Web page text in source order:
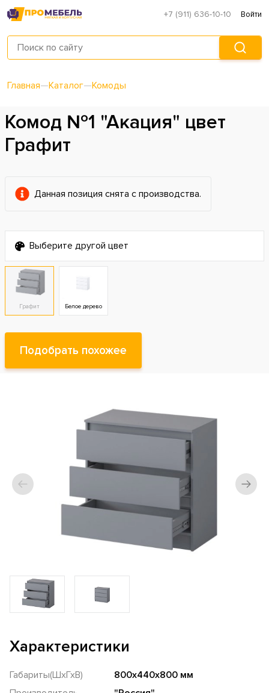
+7 (911) 636-10-10 Войти
Главная—Каталог—Комоды
Комод №1 "Акация" цвет
Графит
Данная позиция снята с производства.
Выберите другой цвет
Графит Белое дерево
Подобрать похожее
Характеристики
Габариты(ШхГхВ)
800х440х800 мм